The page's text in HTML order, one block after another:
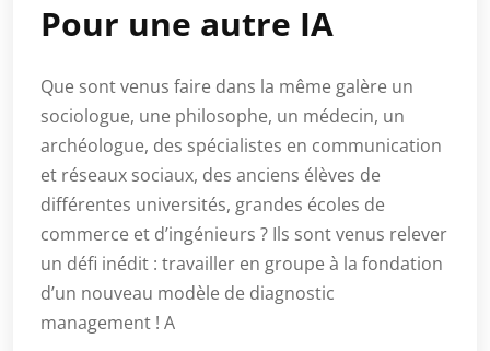
Pour une autre IA
Que sont venus faire dans la même galère un
sociologue, une philosophe, un médecin, un
archéologue, des spécialistes en communication
et réseaux sociaux, des anciens élèves de
différentes universités, grandes écoles de
commerce et d’ingénieurs ? Ils sont venus relever
un défi inédit : travailler en groupe à la fondation
d’un nouveau modèle de diagnostic
management ! A